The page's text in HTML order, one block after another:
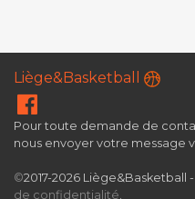
Liège&Basketball
Pour toute demande de
nous envoyer votre message
©2017-2026 Liège&Basketball
de confidentialité.